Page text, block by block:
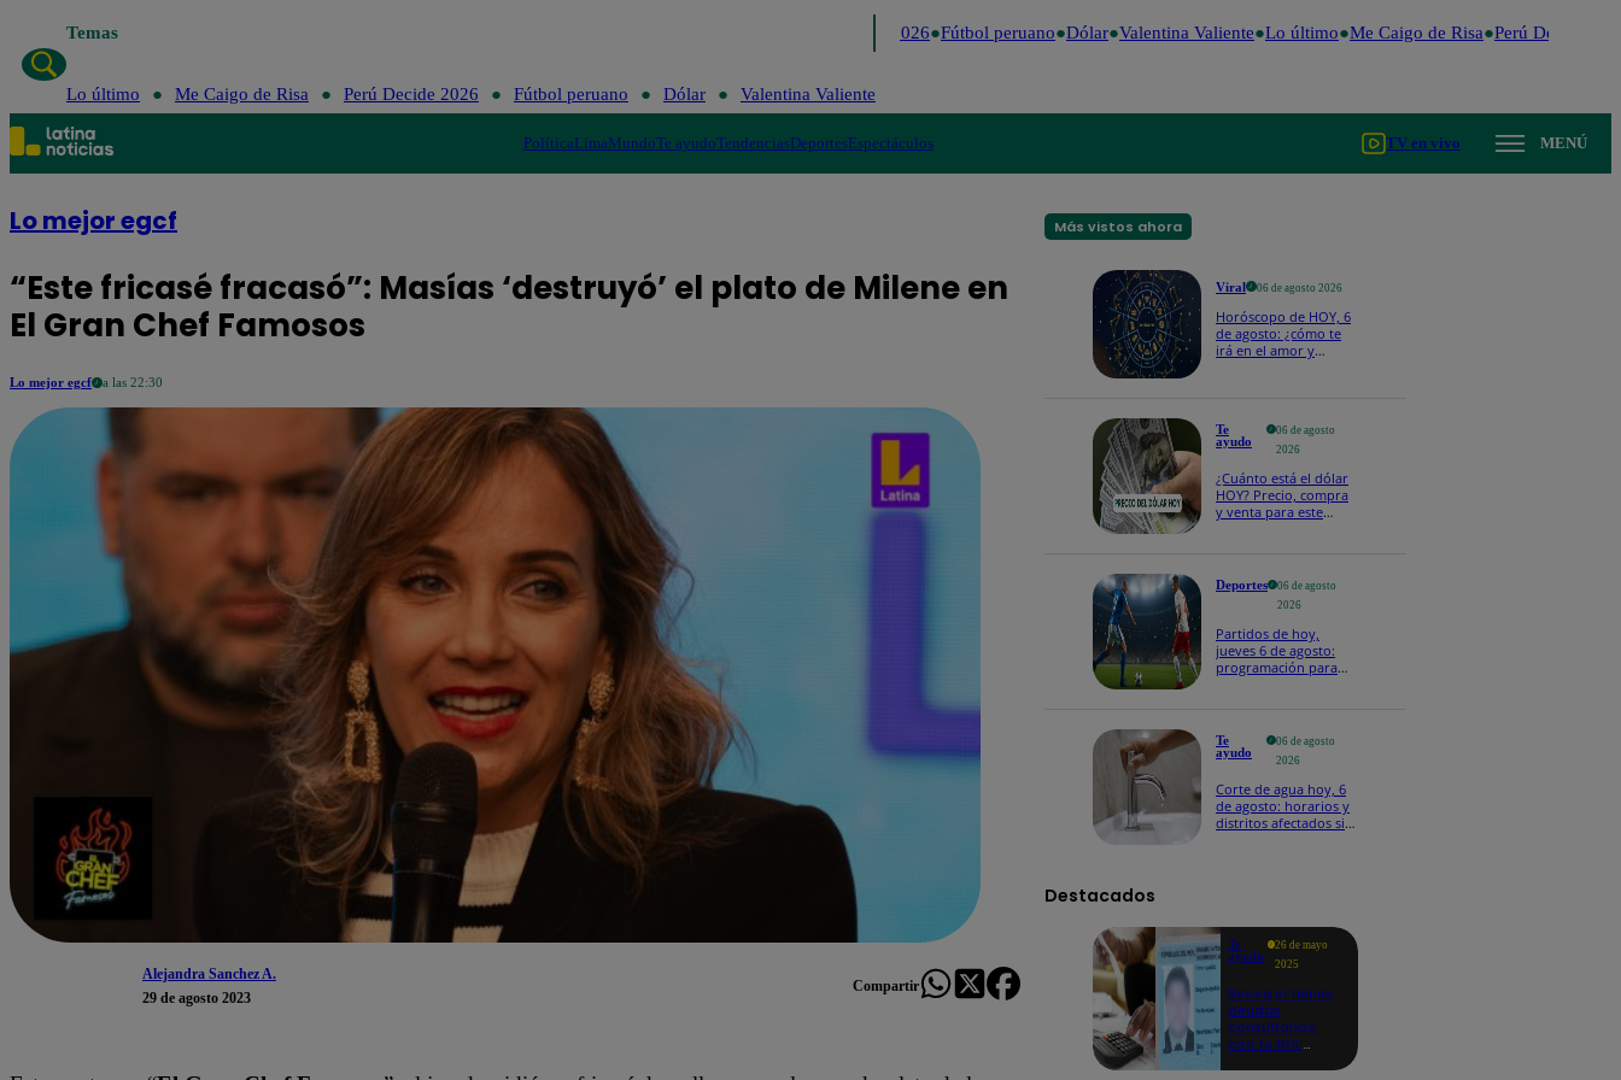
Temas Perú Decide 2026 Fútbol peruano Dólar Valentina Valiente Lo último Me Caigo de Risa Perú Decide 2026
Lo último Me Caigo de Risa Perú Decide 2026 Fútbol peruano Dólar Valentina Valiente
PolíticaLimaMundoTe ayudoTendenciasDeportesEspectáculos TV en vivo MENÚ
Lo mejor egcf
“Este fricasé fracasó”: Masías ‘destruyó’ el plato de Milene en
El Gran Chef Famosos
Lo mejor egcf a las 22:30
Alejandra Sanchez A.
29 de agosto 2023
Compartir
Más vistos ahora
Viral 06 de agosto 2026
Horóscopo de HOY, 6
de agosto: ¿cómo te
irá en el amor y
Te
ayudo
06 de agosto
2026
¿Cuánto está el dólar
HOY? Precio, compra
y venta para este
Deportes
06 de agosto
2026
Partidos de hoy,
jueves 6 de agosto:
programación para
Te
ayudo
06 de agosto
2026
Corte de agua hoy, 6
de agosto: horarios y
distritos afectados sin
Destacados
Te
ayudo
26 de mayo
2025
Revisa si tienes
deudas
consultando
con tu DNI: